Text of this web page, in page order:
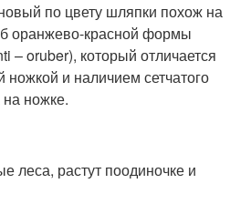
по цвету шляпки похож на
оранжево-красной формы
– oruber), который отличается
ножкой и наличием сетчатого
на ножке.
леса, растут поодиночке и